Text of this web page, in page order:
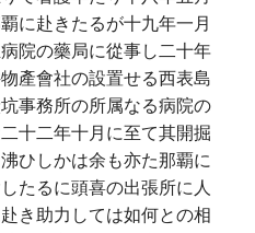
に赴きたるが十九年一月
院の藥局に從事し二十年
產會社の設置せる西表島
事務所の所属なる病院の
十二年十月に至て其開掘
ひしかは余も亦た那覇に
たるに頭喜の出張所に人
き助力しては如何との相